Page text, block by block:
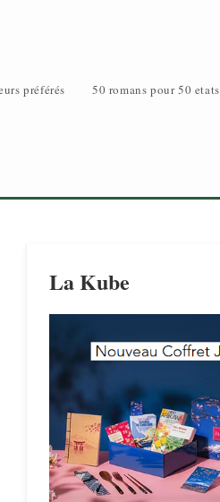
préférés 50 romans pour 50 etats
La Kube